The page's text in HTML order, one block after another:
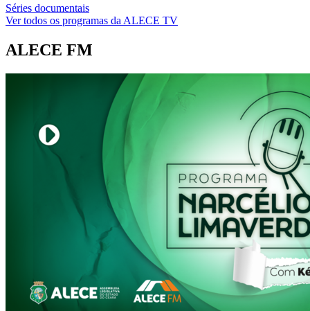
Séries documentais
Ver todos os programas da ALECE TV
ALECE FM